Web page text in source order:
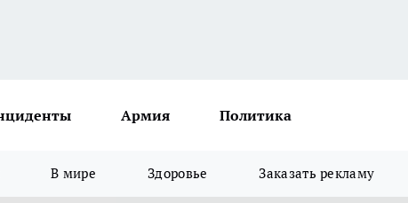
Армия Политика
В мире Здоровье Заказать рекламу